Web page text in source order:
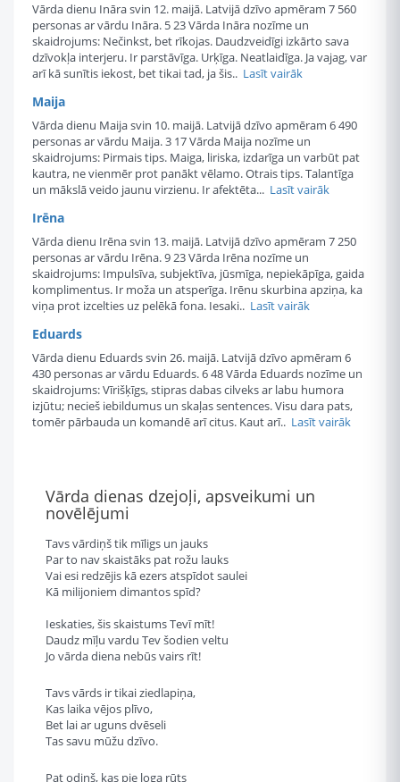
Vārda dienu Ināra svin 12. maijā. Latvijā dzīvo apmēram 7 560
personas ar vārdu Ināra. 5 23 Vārda Ināra nozīme un
skaidrojums: Nečinkst, bet rīkojas. Daudzveidīgi izkārto sava
dzīvokļa interjeru. Ir parstāvīga. Urķīga. Neatlaidīga. Ja vajag, var
arī kā sunītis iekost, bet tikai tad, ja šis.. Lasīt vairāk
Maija
Vārda dienu Maija svin 10. maijā. Latvijā dzīvo apmēram 6 490
personas ar vārdu Maija. 3 17 Vārda Maija nozīme un
skaidrojums: Pirmais tips. Maiga, liriska, izdarīga un varbūt pat
kautra, ne vienmēr prot panākt vēlamo. Otrais tips. Talantīga
un mākslā veido jaunu virzienu. Ir afektēta... Lasīt vairāk
Irēna
Vārda dienu Irēna svin 13. maijā. Latvijā dzīvo apmēram 7 250
personas ar vārdu Irēna. 9 23 Vārda Irēna nozīme un
skaidrojums: Impulsīva, subjektīva, jūsmīga, nepiekāpīga, gaida
komplimentus. Ir moža un atsperīga. Irēnu skurbina apziņa, ka
viņa prot izcelties uz pelēkā fona. Iesaki.. Lasīt vairāk
Eduards
Vārda dienu Eduards svin 26. maijā. Latvijā dzīvo apmēram 6
430 personas ar vārdu Eduards. 6 48 Vārda Eduards nozīme un
skaidrojums: Vīrišķīgs, stipras dabas cilveks ar labu humora
izjūtu; necieš iebildumus un skaļas sentences. Visu dara pats,
tomēr pārbauda un komandē arī citus. Kaut arī.. Lasīt vairāk
Vārda dienas dzejoļi, apsveikumi un
novēlējumi
Tavs vārdiņš tik mīligs un jauks
Par to nav skaistāks pat rožu lauks
Vai esi redzējis kā ezers atspīdot saulei
Kā milijoniem dimantos spīd?
Ieskaties, šis skaistums Tevī mīt!
Daudz mīļu vardu Tev šodien veltu
Jo vārda diena nebūs vairs rīt!
Tavs vārds ir tikai ziedlapiņa,
Kas laika vējos plīvo,
Bet lai ar uguns dvēseli
Tas savu mūžu dzīvo.
Pat odiņš, kas pie loga rūts